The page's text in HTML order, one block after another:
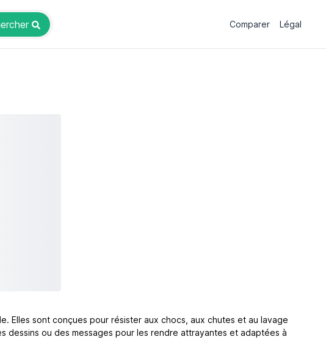
Comparer Légal
Elles sont conçues pour résister aux chocs, aux chutes et au lavage
ou des messages pour les rendre attrayantes et adaptées à